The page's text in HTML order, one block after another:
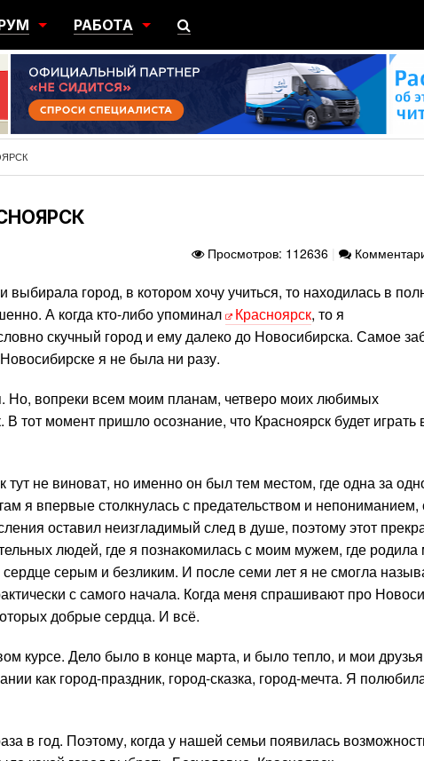
РАБОТА
ПОИСК РАБОТЫ
РАЗМЕСТИТЬ ВАКАНСИЮ
Просмотров: 112636
город, в котором хочу учиться, то находилась в
А когда кто-либо упоминал Красноярск, то я
скучный город и ему далеко до Новосибирска. Самое
я не была ни разу.
Но, вопреки всем моим планам, четверо моих любимых
тот момент пришло осознание, что Красноярск будет играть
не виноват, но именно он был тем местом, где одна за
я впервые столкнулась с предательством и непониманием,
оставил неизгладимый след в душе, поэтому этот
людей, где я познакомилась с моим мужем, где родила
серым и безликим. И после семи лет я не смогла
с самого начала. Когда меня спрашивают про
добрые сердца. И всё.
курсе. Дело было в конце марта, и было тепло, и мои
как город-праздник, город-сказка, город-мечта. Я
в год. Поэтому, когда у нашей семьи появилась